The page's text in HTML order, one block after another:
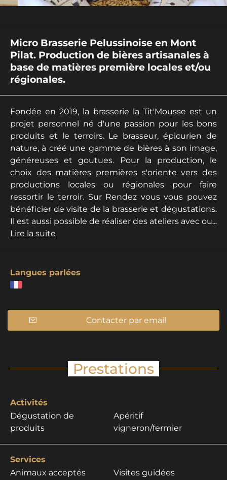
Micro Brasserie Pelussinoise en Mont
Pilat. Production de bières artisanales à
base de matières première locales et/ou
régionales.
Fondée en 2019, la brasserie la Tit'Mousse est un
projet personnel né d'une passion pour les bons
produits et le terroirs. Le brasseur, épicurien de
nature, à créé une gamme de bières à son image,
généreuses et goutues. Pour la production, le
choix des matières premières s'oriente vers des
productions locales ou régionales pour faire
ressortir le terroir. Sur Rendez vous vous pouvez
bénéficier de visite de la brasserie et dégustations.
Il est aussi possible de réaliser des ateliers avec ou...
Lire la suite
Langues parlées
Contacter par email
Prestations
Activités
Dégustation de
produits
Apéritif
vigneron/fermier
Services
Animaux acceptés
Visites guidées